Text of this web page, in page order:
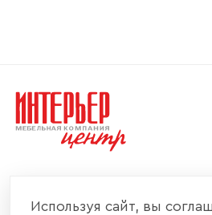
и обработкой данных.
Используя сайт, вы